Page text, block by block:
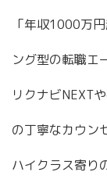
「年収1000万
ング型の転職エ
リクナビNEXT
の丁寧なカウン
ハイクラス寄り